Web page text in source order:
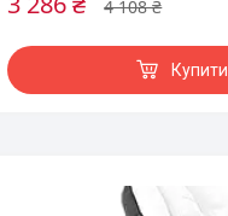
4 108 ₴
Купити